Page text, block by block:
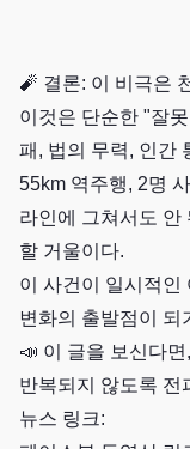
🧨 결론: 이 비극은
이것은 단순한 "잘
패, 법의 무력, 인간
55km 역주행, 2명
라인에 그쳐서도 안
할 거울이다.
이 사건이 일시적인
변화의 출발점이 되
📣 이 글을 보신다
반복되지 않도록 전
뉴스 링크: